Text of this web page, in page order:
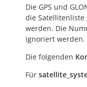
Die GPS und
die
werden. Die
ignoriert werden.
Die folgenden
Für